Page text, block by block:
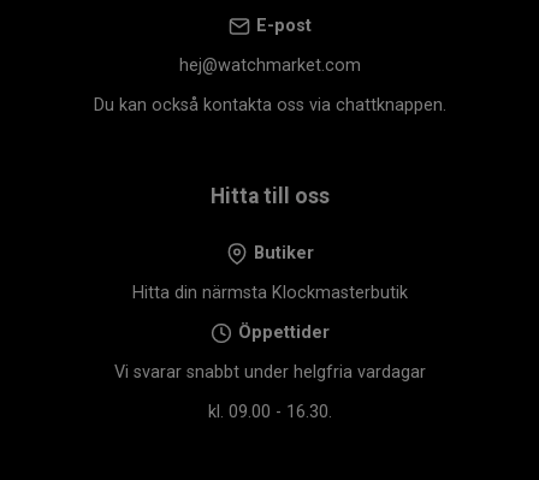
E-post
hej@watchmarket.com
Du kan också kontakta oss via chattknappen.
Hitta till oss
Butiker
Hitta din närmsta Klockmasterbutik
Öppettider
Vi svarar snabbt under helgfria vardagar
kl. 09.00 - 16.30.